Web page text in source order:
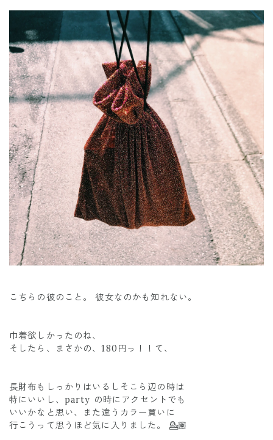
こちらの彼のこと。 彼女なのかも知れない。
巾着欲しかったのね、
そしたら、まさかの、180円っ！！て、
長財布もしっかりはいるしそこら辺の時は
特にいいし、party の時にアクセントでも
いいかなと思い、また違うカラー買いに
行こうって思うほど気に入りました。 💁🏽